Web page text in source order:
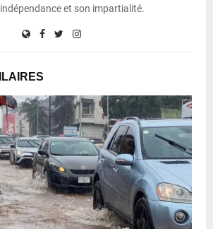
et son impartialité.